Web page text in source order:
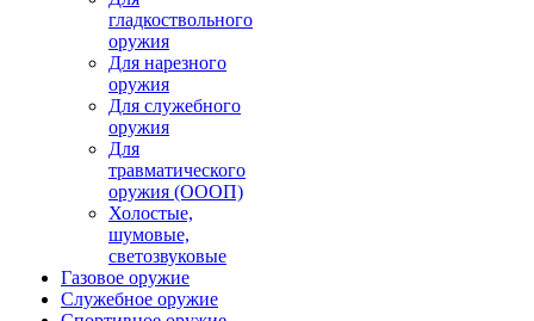
гладкоствольного
оружия
Для нарезного
оружия
Для служебного
оружия
Для
травматического
оружия (ОООП)
Холостые,
шумовые,
светозвуковые
Газовое оружие
Служебное оружие